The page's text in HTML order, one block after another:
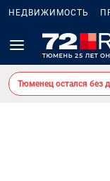
НЕДВИЖИМОСТЬ
Тюменец остался без